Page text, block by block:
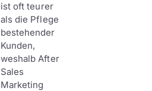
ist oft teurer
als die Pflege
bestehender
Kunden,
weshalb After
Sales
Marketing